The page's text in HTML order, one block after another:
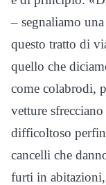
– segnaliamo
questo tratto di
quello che
come colabrodi,
vetture
difficoltoso
cancelli che
furti in abitazioni,